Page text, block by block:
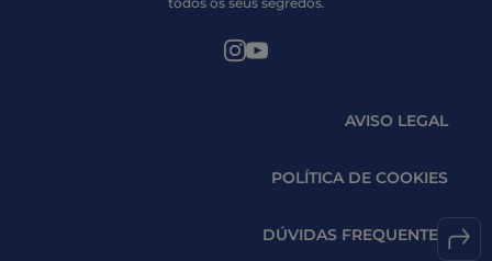
AVISO LEGAL
POLÍTICA DE COOKIES
DÚVIDAS FREQUENTES